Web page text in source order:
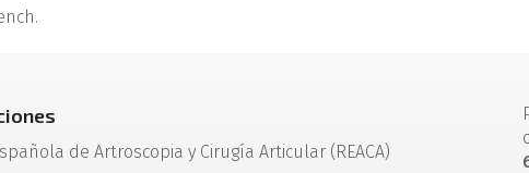
de Artroscopia y Cirugía Articular (REACA)